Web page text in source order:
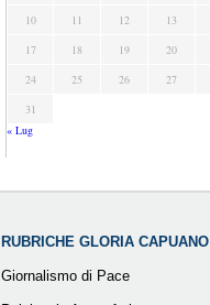
10
11 12 13
17
18 19 20
24
25 26 27
31
« Lug
RUBRICHE GLORIA CAPUANO
Giornalismo di Pace